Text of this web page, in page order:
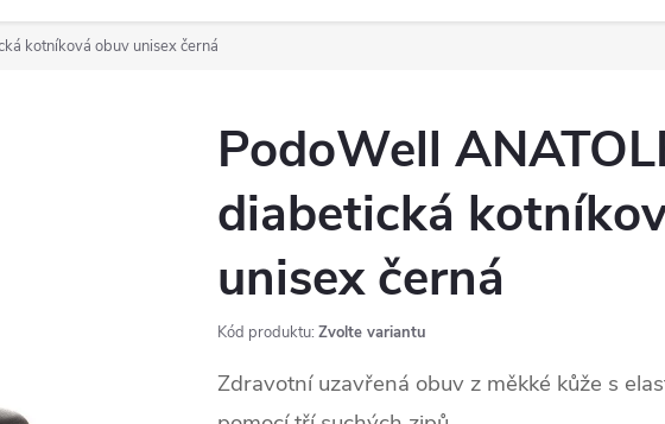
kotníková obuv unisex černá
PodoWell
diabetická
unisex černá
Kód produktu: Zvolte variantu
Zdravotní uzavřená obuv z měkké kůže s